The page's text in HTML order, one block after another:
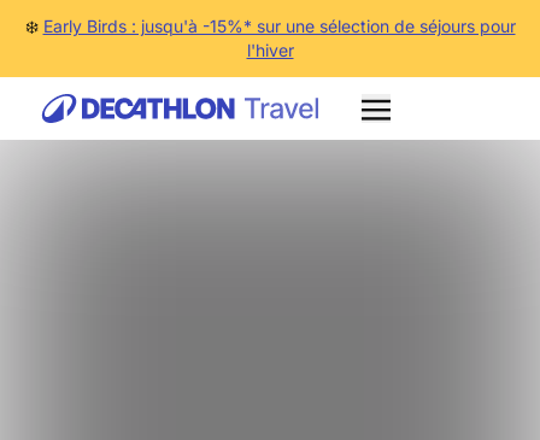
❄️ Early Birds : jusqu'à -15%* sur une sélection de séjours pour
l'hiver